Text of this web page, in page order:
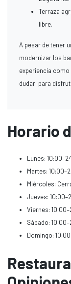
Terraza
libre.
A pesar de tener
modernizar los
experiencia como
dudar, para
Horario
Lunes:
Martes:
Miércoles:
Jueves:
Viernes:
Sábado:
Domingo: